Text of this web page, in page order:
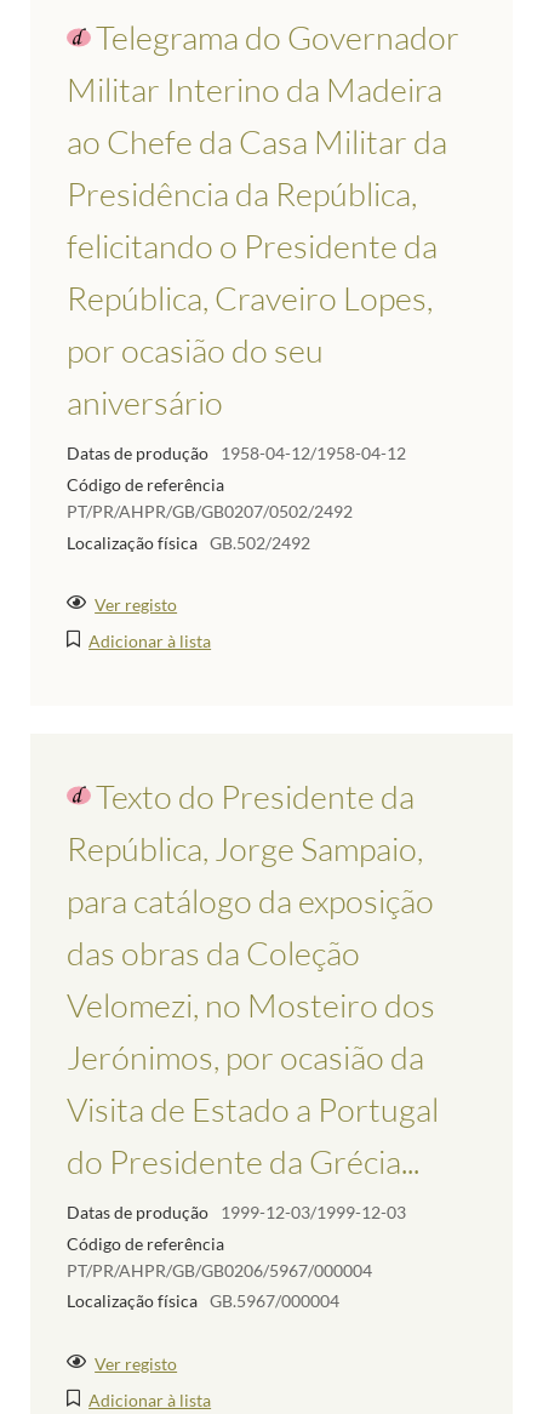
Telegrama do Governador
Militar Interino da Madeira
ao Chefe da Casa Militar da
Presidência da República,
felicitando o Presidente da
República, Craveiro Lopes,
por ocasião do seu
aniversário
Datas de produção
1958-04-12/1958-04-12
Código de referência
PT/PR/AHPR/GB/GB0207/0502/2492
Localização física GB.502/2492
Ver registo
Adicionar à lista
Texto do Presidente da
República, Jorge Sampaio,
para catálogo da exposição
das obras da Coleção
Velomezi, no Mosteiro dos
Jerónimos, por ocasião da
Visita de Estado a Portugal
do Presidente da Grécia...
Datas de produção
1999-12-03/1999-12-03
Código de referência
PT/PR/AHPR/GB/GB0206/5967/000004
Localização física GB.5967/000004
Ver registo
Adicionar à lista